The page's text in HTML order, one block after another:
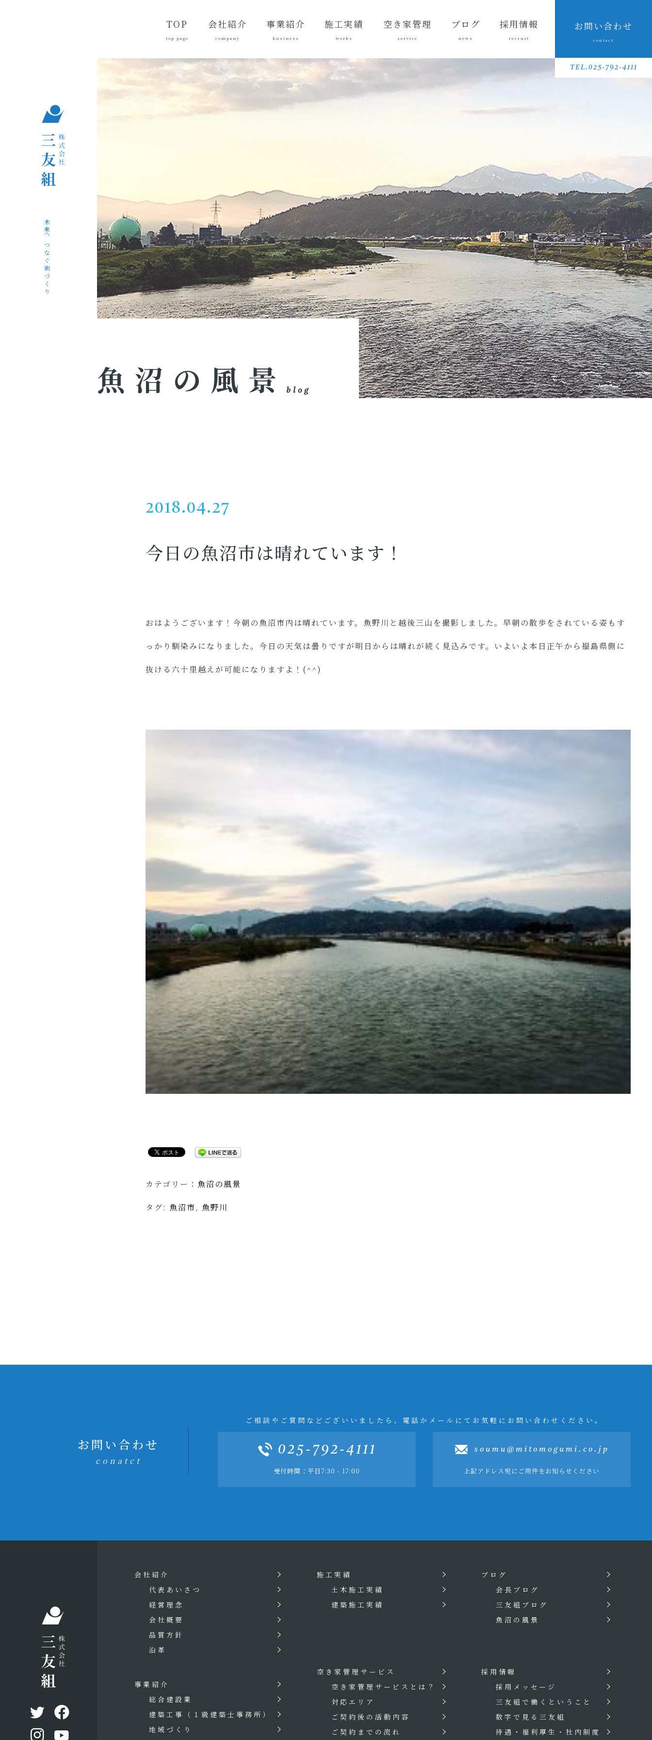
未来へつなぐ街づくり
TOP
top page
会社紹介
company
つ
事業紹介
business
施工実績
works
績
績
空き家管理
service
ービスとは？
動内容
流れ
ブログ
news
ログ
ブログ
風景
採用情報
recruit
ージ
くというこ
三友組
厚生・社内
動画
ンタビュー
るお問い合
お問い合わせ
contact
TEL.025-792-4111
魚沼の風景 blog
2018.04.27
今日の魚沼市は晴れています！
おはようございます！今朝の魚沼市内は晴れています。魚野川と越後三山を撮影しました。早朝の散歩をされている姿もす
っかり馴染みになりました。今日の天気は曇りですが明日からは晴れが続く見込みです。いよいよ本日正午から福島県側に
抜ける六十里越えが可能になりますよ！(^^)
カテゴリー： 魚沼の風景
タグ: 魚沼市, 魚野川
お問い合わせ
conatct
ご相談やご質問などございいましたら、電話かメールにてお気軽にお問い合わせください。
025-792-4111
受付時間：平日7:30 - 17:00
soumu@mitomogumi.co.jp
上記アドレス宛にご用件をお知らせください
会社紹介
代表あいさつ
経営理念
会社概要
品質方針
沿革
事業紹介
総合建設業
建築工事
（１級建築士事務所）
地域づくり
施工実績
土木施工実績
建築施工実績
空き家管理サービス
空き家管理サービスとは？
対応エリア
ご契約後の活動内容
ご契約までの流れ
ブログ
会長ブログ
三友組ブログ
魚沼の風景
採用情報
採用メッセージ
三友組で働くということ
数字で見る三友組
待遇・福利厚生・社内制度